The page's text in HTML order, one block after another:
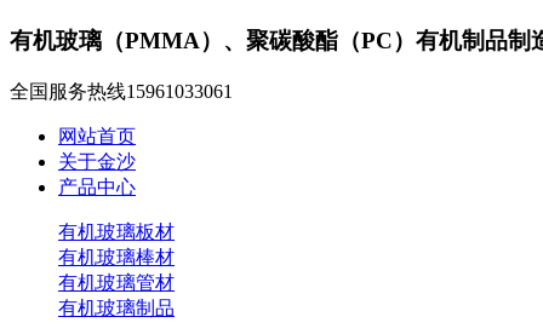
有机玻璃（PMMA）、聚碳酸酯（PC）有机制品制
全国服务热线15961033061
网站首页
关于金沙
产品中心
有机玻璃板材
有机玻璃棒材
有机玻璃管材
有机玻璃制品